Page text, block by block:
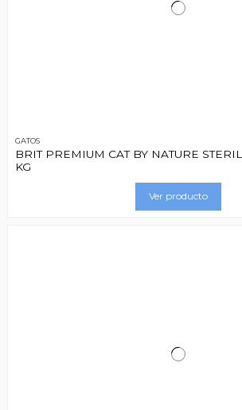
GATOS
BRIT PREMIUM CAT BY NATURE
KG
Ver producto